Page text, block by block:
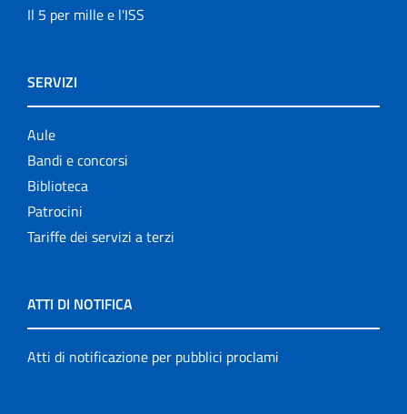
Il 5 per mille e l'ISS
SERVIZI
Aule
Bandi e concorsi
Biblioteca
Patrocini
Tariffe dei servizi a terzi
ATTI DI NOTIFICA
Atti di notificazione per pubblici proclami